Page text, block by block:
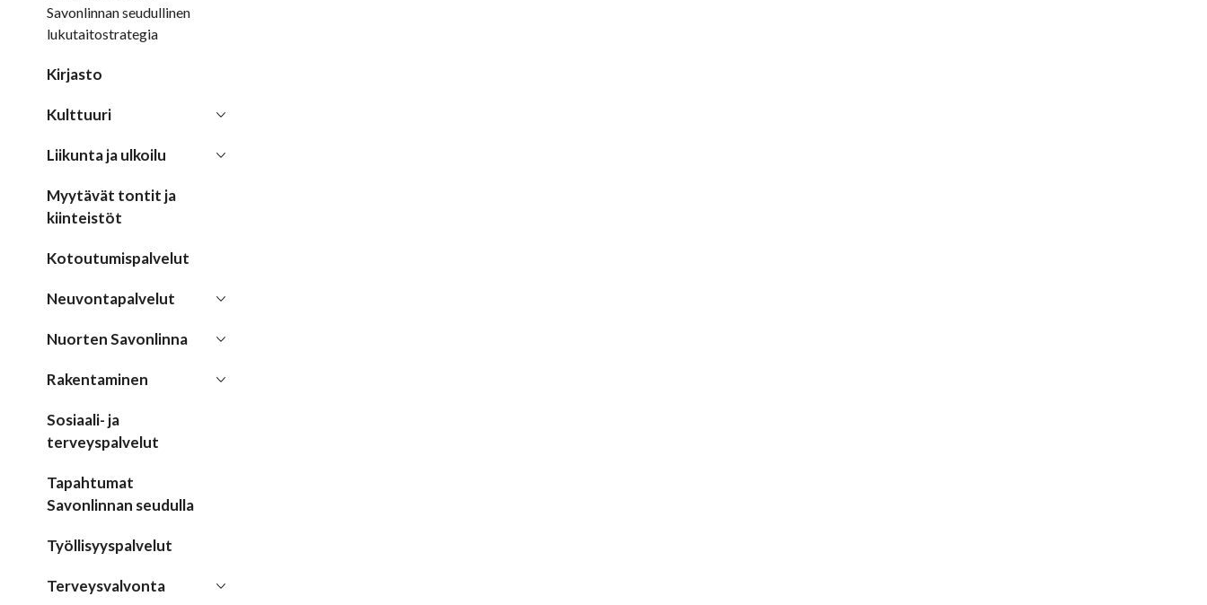
Savonlinnan seudullinen
lukutaitostrategia
Kirjasto
Kulttuuri
Liikunta ja ulkoilu
Myytävät tontit ja
kiinteistöt
Kotoutumispalvelut
Neuvontapalvelut
Nuorten Savonlinna
Rakentaminen
Sosiaali- ja
terveyspalvelut
Tapahtumat
Savonlinnan seudulla
Työllisyyspalvelut
Terveysvalvonta